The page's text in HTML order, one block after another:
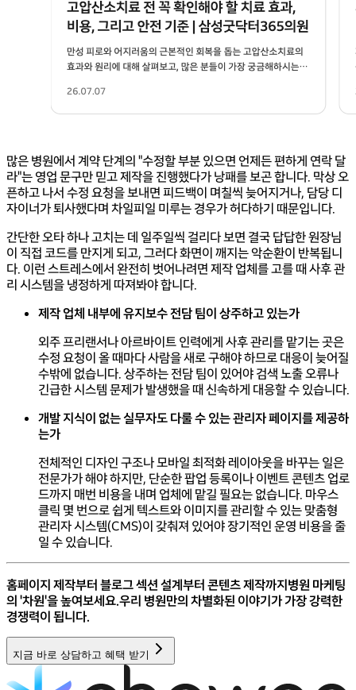
많은 병원에서 계약 단계의 "수정할 부분 있으면 언제든 편하게 연락 달
라"는 영업 문구만 믿고 제작을 진행했다가 낭패를 보곤 합니다. 막상 오
픈하고 나서 수정 요청을 보내면 피드백이 며칠씩 늦어지거나, 담당 디
자이너가 퇴사했다며 차일피일 미루는 경우가 허다하기 때문입니다.
간단한 오타 하나 고치는 데 일주일씩 걸리다 보면 결국 답답한 원장님
이 직접 코드를 만지게 되고, 그러다 화면이 깨지는 악순환이 반복됩니
다. 이런 스트레스에서 완전히 벗어나려면 제작 업체를 고를 때 사후 관
리 시스템을 냉정하게 따져봐야 합니다.
제작 업체 내부에 유지보수 전담 팀이 상주하고 있는가
외주 프리랜서나 아르바이트 인력에게 사후 관리를 맡기는 곳은
수정 요청이 올 때마다 사람을 새로 구해야 하므로 대응이 늦어질
수밖에 없습니다. 상주하는 전담 팀이 있어야 검색 노출 오류나
긴급한 시스템 문제가 발생했을 때 신속하게 대응할 수 있습니다.
개발 지식이 없는 실무자도 다룰 수 있는 관리자 페이지를 제공하
는가
전체적인 디자인 구조나 모바일 최적화 레이아웃을 바꾸는 일은
전문가가 해야 하지만, 단순한 팝업 등록이나 이벤트 콘텐츠 업로
드까지 매번 비용을 내며 업체에 맡길 필요는 없습니다. 마우스
클릭 몇 번으로 쉽게 텍스트와 이미지를 관리할 수 있는 맞춤형
관리자 시스템(CMS)이 갖춰져 있어야 장기적인 운영 비용을 줄
일 수 있습니다.
홈페이지 제작부터 블로그 섹션 설계부터 콘텐츠 제작까지병원 마케팅
의 '차원'을 높여보세요.우리 병원만의 차별화된 이야기가 가장 강력한
경쟁력이 됩니다.
지금 바로 상담하고 혜택 받기